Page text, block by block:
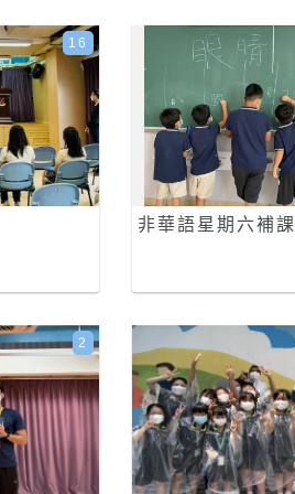
16
非華語星期六補課
2